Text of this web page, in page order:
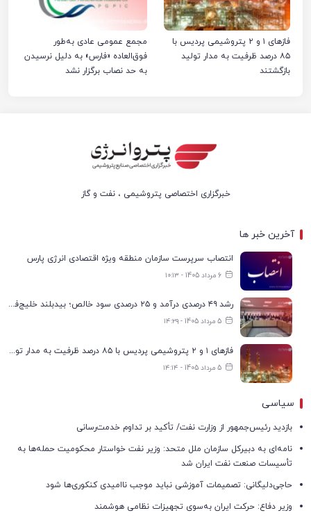
فازهای ۱ و ۲ پتروشیمی پردیس با
۸۵ درصد ظرفیت به مدار تولید
بازگشتند
مجمع عمومی عادی به‌طور
فوق‌العاده «فارس» به دلیل نرسیدن
به حد نصاب برگزار نشد
خبرگزاری اختصاصی پتروشیمی ، نفت و گاز
آخرین خبر ها
انتصاب سرپرست سازمان منطقه ویژه اقتصادی انرژی پارس
6 مرداد 1405 - ۱۰:۱۳
رشد ۴۹ درصدی درآمد و ۲۵ درصدی سود خالص؛ بیدبلند خلیج‌فارس سال ۱۴۰۴ را با رکوردهای جدید به پایان رساند
5 مرداد 1405 - ۱۴:۲۹
فازهای ۱ و ۲ پتروشیمی پردیس با ۸۵ درصد ظرفیت به مدار تولید بازگشتند
5 مرداد 1405 - ۱۴:۱۴
سیاسی
بازدید رئیس‌جمهور از وزارت نفت/ تأکید بر تداوم خدمت‌رسانی
نامه‌ای به دبیرکل سازمان ملل متحد: وزیر نفت خواستار محکومیت حمله‌ها به
تأسیسات صنعت نفت ایران شد
حاجی‌دلیگانی: تصمیمات آموزشی نباید موجب ناامیدی کنکوری‌ها شود
وزیر دفاع: حرکت ایران به‌سوی تجهیزات نظامی هوشمند